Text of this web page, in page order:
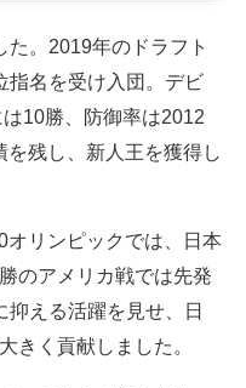
。2019年のドラフト
指名を受け入団。デビ
10勝、防御率は2012
残し、新人王を獲得し
リンピックでは、日本
のアメリカ戦では先発
える活躍を見せ、日
きく貢献しました。